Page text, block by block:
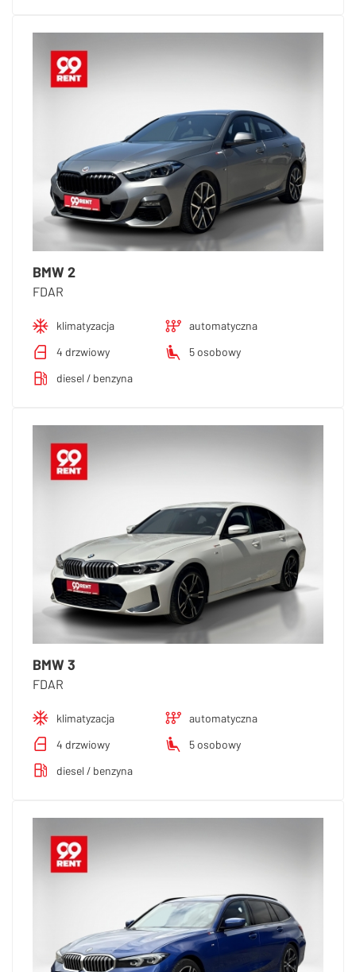
BMW 2
FDAR
klimatyzacja
automatyczna
4 drzwiowy
5 osobowy
diesel / benzyna
BMW 3
FDAR
klimatyzacja
automatyczna
4 drzwiowy
5 osobowy
diesel / benzyna